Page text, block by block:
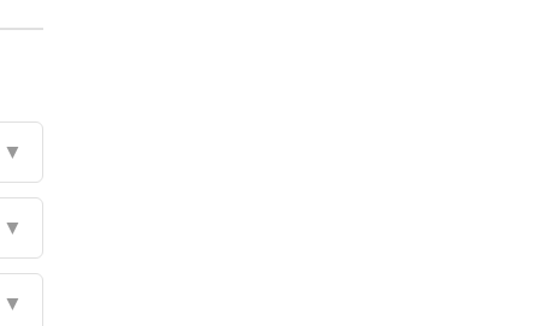
▼
▼
▼